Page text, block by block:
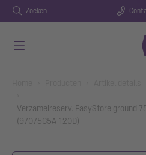
Zoeken
Verzamelreserv. EasyStore ground
(97075G5A-120D)